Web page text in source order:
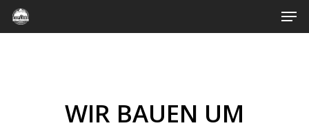
Skip
to
WIR BAUEN UM